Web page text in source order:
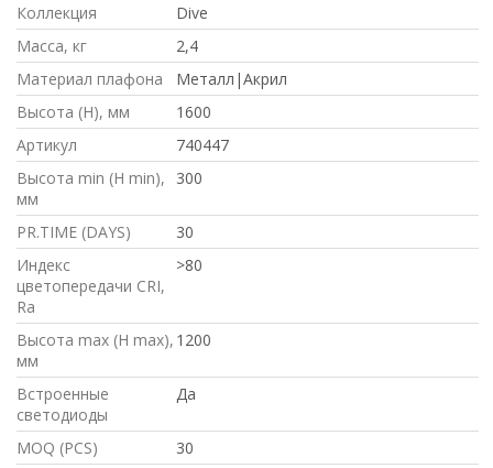
Коллекция
Dive
Масса, кг
2,4
Материал плафона
Металл|Акрил
Высота (H), мм
1600
Артикул
740447
Высота min (H min),
мм
300
PR.TIME (DAYS)
30
Индекс
цветопередачи CRI,
Ra
>80
Высота max (H max),
мм
1200
Встроенные
светодиоды
Да
MOQ (PCS)
30